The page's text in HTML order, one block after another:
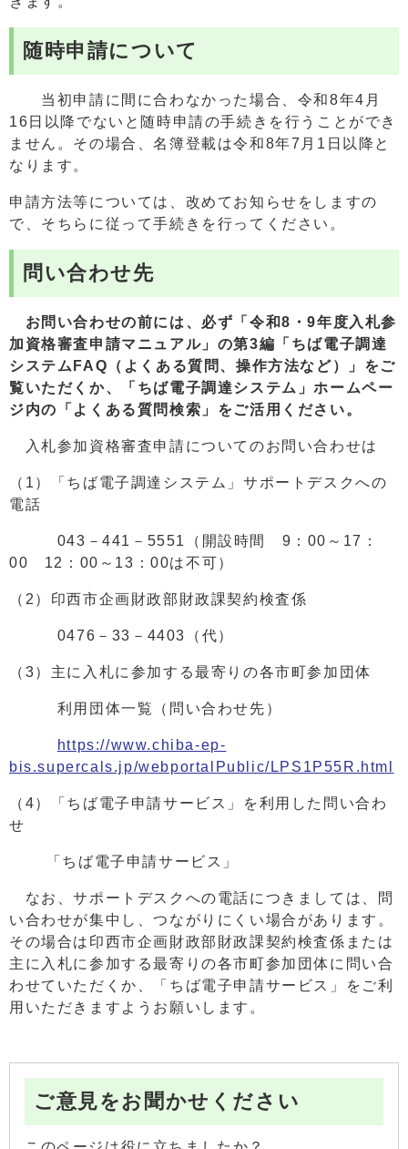
随時申請について
当初申請に間に合わなかった場合、令和8年4月
16日以降でないと随時申請の手続きを行うことができ
ません。その場合、名簿登載は令和8年7月1日以降と
なります。
申請方法等については、改めてお知らせをしますの
で、そちらに従って手続きを行ってください。
問い合わせ先
お問い合わせの前には、必ず「令和8・9年度入札参
加資格審査申請マニュアル」の第3編「ちば電子調達
システムFAQ（よくある質問、操作方法など）」をご
覧いただくか、「ちば電子調達システム」ホームペー
ジ内の「よくある質問検索」をご活用ください。
入札参加資格審査申請についてのお問い合わせは
（1）「ちば電子調達システム」サポートデスクへの
電話
043－441－5551（開設時間 9：00～17：
00 12：00～13：00は不可）
（2）印西市企画財政部財政課契約検査係
0476－33－4403（代）
（3）主に入札に参加する最寄りの各市町参加団体
利用団体一覧（問い合わせ先）
https://www.chiba-ep-
bis.supercals.jp/webportalPublic/LPS1P55R.html
（4）「ちば電子申請サービス」を利用した問い合わ
せ
「ちば電子申請サービス」
なお、サポートデスクへの電話につきましては、問
い合わせが集中し、つながりにくい場合があります。
その場合は印西市企画財政部財政課契約検査係または
主に入札に参加する最寄りの各市町参加団体に問い合
わせていただくか、「ちば電子申請サービス」をご利
用いただきますようお願いします。
ご意見をお聞かせください